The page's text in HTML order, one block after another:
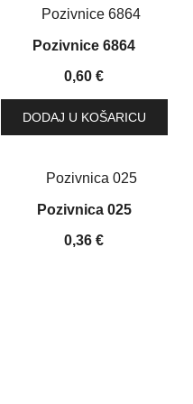
Pozivnice 6864
0,60 €
DODAJ U KOŠARICU
Pozivnica 025
0,36 €